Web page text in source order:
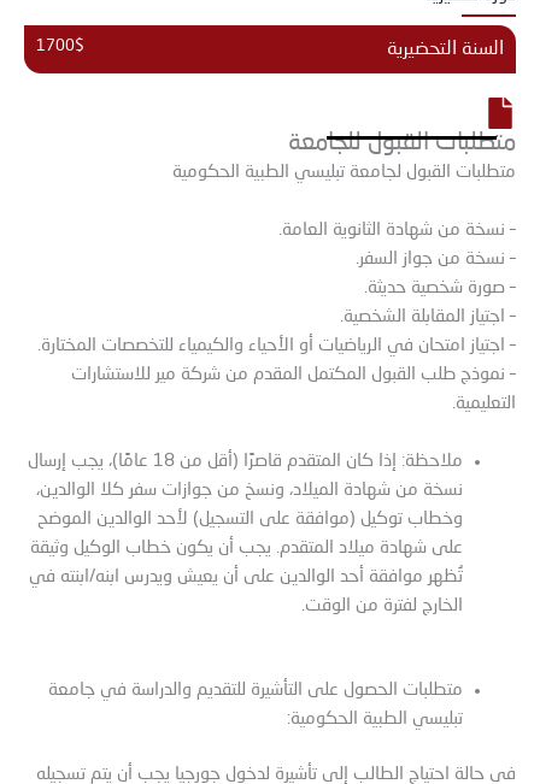
متطلبات القبول للجامعة
متطلبات القبول لجامعة تبليسي الطبية الحكومية
– نسخة من شهادة الثانوية العامة.
– نسخة من جواز السفر.
– صورة شخصية حديثة.
– اجتياز المقابلة الشخصية.
– اجتياز امتحان في الرياضيات أو الأحياء والكيمياء للتخصصات المختارة.
– نموذج طلب القبول المكتمل المقدم من شركة مير للاستشارات
التعليمية.
ملاحظة: إذا كان المتقدم قاصرًا (أقل من 18 عامًا)، يجب إرسال
نسخة من شهادة الميلاد، ونسخ من جوازات سفر كلا الوالدين،
وخطاب توكيل (موافقة على التسجيل) لأحد الوالدين الموضح
على شهادة ميلاد المتقدم. يجب أن يكون خطاب الوكيل وثيقة
تُظهر موافقة أحد الوالدين على أن يعيش ويدرس ابنه/ابنته في
الخارج لفترة من الوقت.
متطلبات الحصول على التأشيرة للتقديم والدراسة في جامعة
تبليسي الطبية الحكومية:
في حالة احتياج الطالب إلى تأشيرة لدخول جورجيا يجب أن يتم تسجيله
السنة التحضيرية 1700$